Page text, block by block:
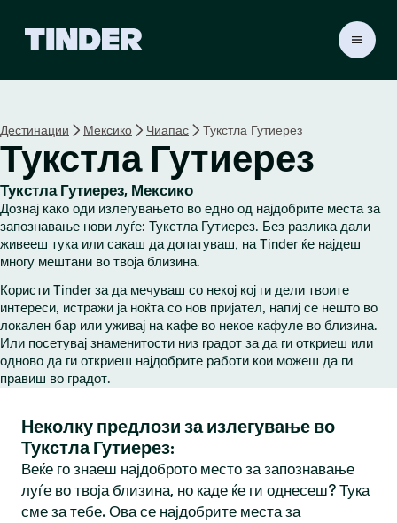
r
H
o
m
e
Дестинации Мексико Чиапас Тукстла Гутиерез
Тукстла Гутиерез
Тукстла Гутиерез, Мексико
Дознај како оди излегувањето во едно од најдобрите места за
запознавање нови луѓе: Тукстла Гутиерез. Без разлика дали
живееш тука или сакаш да допатуваш, на Tinder ќе најдеш
многу мештани во твоја близина.
Користи Tinder за да мечуваш со некој кој ги дели твоите
интереси, истражи ја ноќта со нов пријател, напиј се нешто во
локален бар или уживај на кафе во некое кафуле во близина.
Или посетувај знаменитости низ градот за да ги откриеш или
одново да ги откриеш најдобрите работи кои можеш да ги
правиш во градот.
Неколку предлози за излегување во
Тукстла Гутиерез:
Веќе го знаеш најдоброто место за запознавање
луѓе во твоја близина, но каде ќе ги однесеш? Тука
сме за тебе. Ова се најдобрите места за